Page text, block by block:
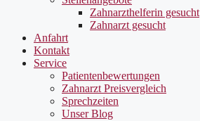
Zahnarzthelferin gesucht
Zahnarzt gesucht
Anfahrt
Kontakt
Service
Patientenbewertungen
Zahnarzt Preisvergleich
Sprechzeiten
Unser Blog